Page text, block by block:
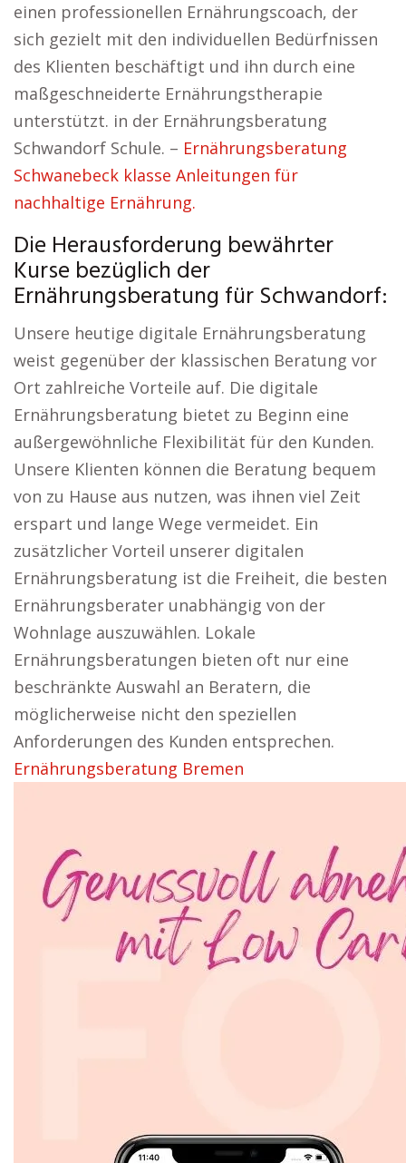
einen professionellen Ernährungscoach, der
sich gezielt mit den individuellen Bedürfnissen
des Klienten beschäftigt und ihn durch eine
maßgeschneiderte Ernährungstherapie
unterstützt. in der Ernährungsberatung
Schwandorf Schule. – Ernährungsberatung
Schwanebeck klasse Anleitungen für
nachhaltige Ernährung.
Die Herausforderung bewährter
Kurse bezüglich der
Ernährungsberatung für Schwandorf:
Unsere heutige digitale Ernährungsberatung
weist gegenüber der klassischen Beratung vor
Ort zahlreiche Vorteile auf. Die digitale
Ernährungsberatung bietet zu Beginn eine
außergewöhnliche Flexibilität für den Kunden.
Unsere Klienten können die Beratung bequem
von zu Hause aus nutzen, was ihnen viel Zeit
erspart und lange Wege vermeidet. Ein
zusätzlicher Vorteil unserer digitalen
Ernährungsberatung ist die Freiheit, die besten
Ernährungsberater unabhängig von der
Wohnlage auszuwählen. Lokale
Ernährungsberatungen bieten oft nur eine
beschränkte Auswahl an Beratern, die
möglicherweise nicht den speziellen
Anforderungen des Kunden entsprechen.
Ernährungsberatung Bremen